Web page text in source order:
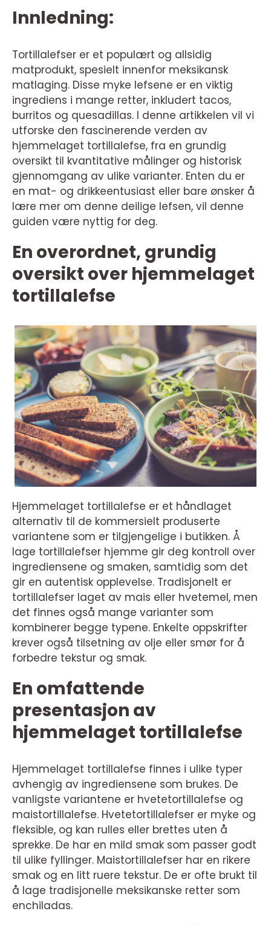
Innledning:
Tortillalefser er et populært og allsidig
matprodukt, spesielt innenfor meksikansk
matlaging. Disse myke lefsene er en viktig
ingrediens i mange retter, inkludert tacos,
burritos og quesadillas. I denne artikkelen vil vi
utforske den fascinerende verden av
hjemmelaget tortillalefse, fra en grundig
oversikt til kvantitative målinger og historisk
gjennomgang av ulike varianter. Enten du er
en mat- og drikkeentusiast eller bare ønsker å
lære mer om denne deilige lefsen, vil denne
guiden være nyttig for deg.
En overordnet, grundig
oversikt over hjemmelaget
tortillalefse
Hjemmelaget tortillalefse er et håndlaget
alternativ til de kommersielt produserte
variantene som er tilgjengelige i butikken. Å
lage tortillalefser hjemme gir deg kontroll over
ingrediensene og smaken, samtidig som det
gir en autentisk opplevelse. Tradisjonelt er
tortillalefser laget av mais eller hvetemel, men
det finnes også mange varianter som
kombinerer begge typene. Enkelte oppskrifter
krever også tilsetning av olje eller smør for å
forbedre tekstur og smak.
En omfattende
presentasjon av
hjemmelaget tortillalefse
Hjemmelaget tortillalefse finnes i ulike typer
avhengig av ingrediensene som brukes. De
vanligste variantene er hvetetortillalefse og
maistortillalefse. Hvetetortillalefser er myke og
fleksible, og kan rulles eller brettes uten å
sprekke. De har en mild smak som passer godt
til ulike fyllinger. Maistortillalefser har en rikere
smak og en litt ruere tekstur. De er ofte brukt til
å lage tradisjonelle meksikanske retter som
enchiladas.